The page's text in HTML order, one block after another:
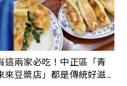
這兩家必吃！中正區「青
來豆漿店」都是傳統好滋